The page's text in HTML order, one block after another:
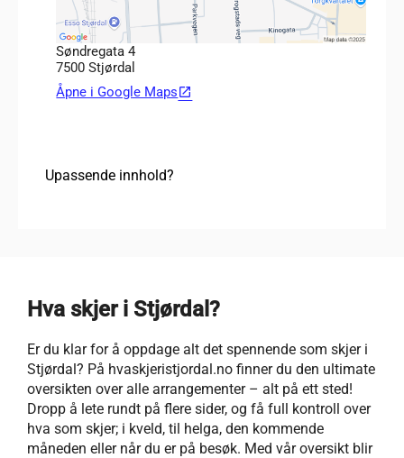
Søndregata 4
7500 Stjørdal
Åpne i Google Mapsopen_in_new
Upassende innhold?
Hva skjer i Stjørdal?
Er du klar for å oppdage alt det spennende som skjer i
Stjørdal? På hvaskjeristjordal.no finner du den ultimate
oversikten over alle arrangementer – alt på ett sted!
Dropp å lete rundt på flere sider, og få full kontroll over
hva som skjer; i kveld, til helga, den kommende
måneden eller når du er på besøk. Med vår oversikt blir